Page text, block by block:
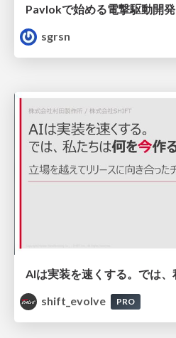
Pavlokで始める電撃駆動開発
sgrsn
shift_evolve
PRO